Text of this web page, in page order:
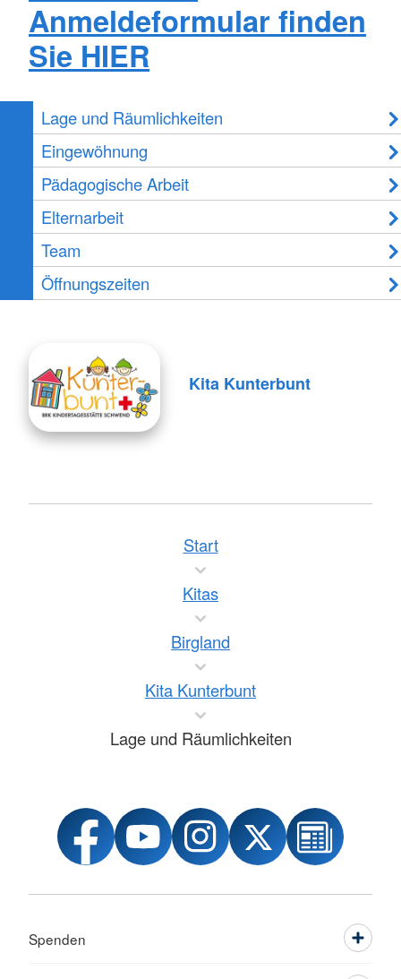
Anmeldeformular finden
Sie HIER
Lage und Räumlichkeiten
Eingewöhnung
Pädagogische Arbeit
Elternarbeit
Team
Öffnungszeiten
Kita Kunterbunt
Start
Kitas
Birgland
Kita Kunterbunt
Lage und Räumlichkeiten
Spenden